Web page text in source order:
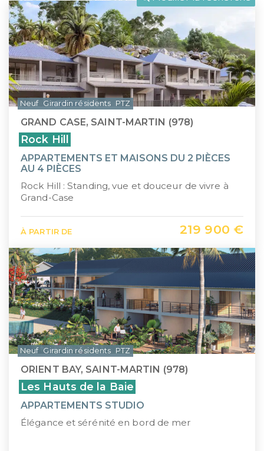
LLI
CIIC (Corse)
Maurice (non-résident)
PTZ
TVA réduite
Pays de la Loire
Provence-Alpes-Côte d'Azur
Guadeloupe (971)
Guyane (973)
La Réunion (974)
Martinique (972)
Nouvelle-Calédonie (988)
Polynésie française (987)
Île Maurice
GRAND CASE, SAINT-MARTIN (978)
Rock Hill
APPARTEMENTS ET MAISONS DU 2 PIÈCES
AU 4 PIÈCES
Rock Hill : Standing, vue et douceur de vivre à
Grand-Case
À PARTIR DE 219 900 €
Neuf Girardin résidents PTZ
ORIENT BAY, SAINT-MARTIN (978)
Les Hauts de la Baie
APPARTEMENTS STUDIO
Élégance et sérénité en bord de mer
Neuf Girardin résidents PTZ